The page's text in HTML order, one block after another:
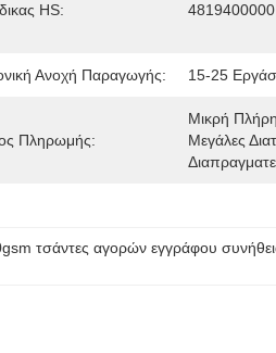
HS: 4819400000
Ανοχή Παραγωγής: 15-25
Πληρωμής:
Μικρή
Μεγάλες
τσάντες αγορών εγγράφου